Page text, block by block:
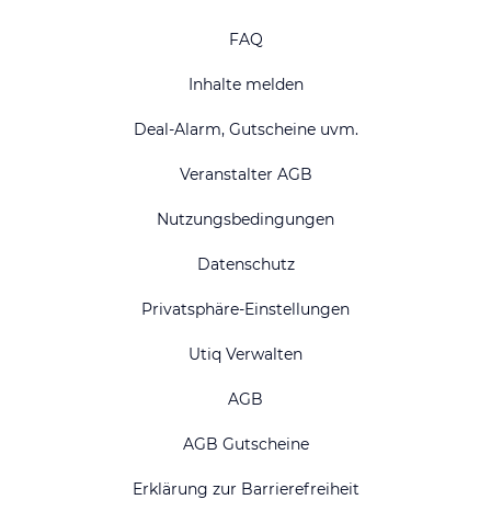
FAQ
Inhalte melden
Deal-Alarm, Gutscheine uvm.
Veranstalter AGB
Nutzungsbedingungen
Datenschutz
Privatsphäre-Einstellungen
Utiq Verwalten
AGB
AGB Gutscheine
Erklärung zur Barrierefreiheit